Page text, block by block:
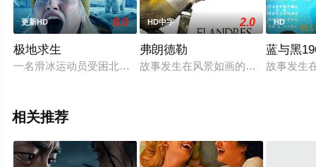
更新HD 8.0
极地求生
一名滑冰运动员受困北冰洋浮冰绝境。当浮冰向南漂移并加速消
HD中字 2.0
弗朗德勒
故事发生在风景如画的弗朗德勒，蒂
HD
蓝与黑
故事发生
相关推荐